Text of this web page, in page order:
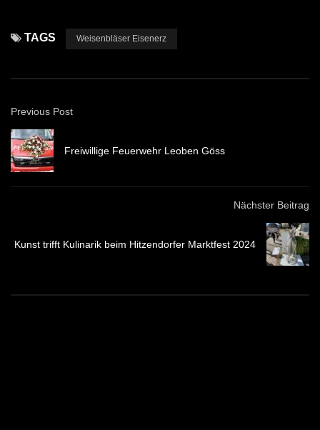
TAGS Weisenbläser Eisenerz
Previous Post
Freiwillige Feuerwehr Leoben Göss
Nächster Beitrag
Kunst trifft Kulinarik beim Hitzendorfer Marktfest 2024